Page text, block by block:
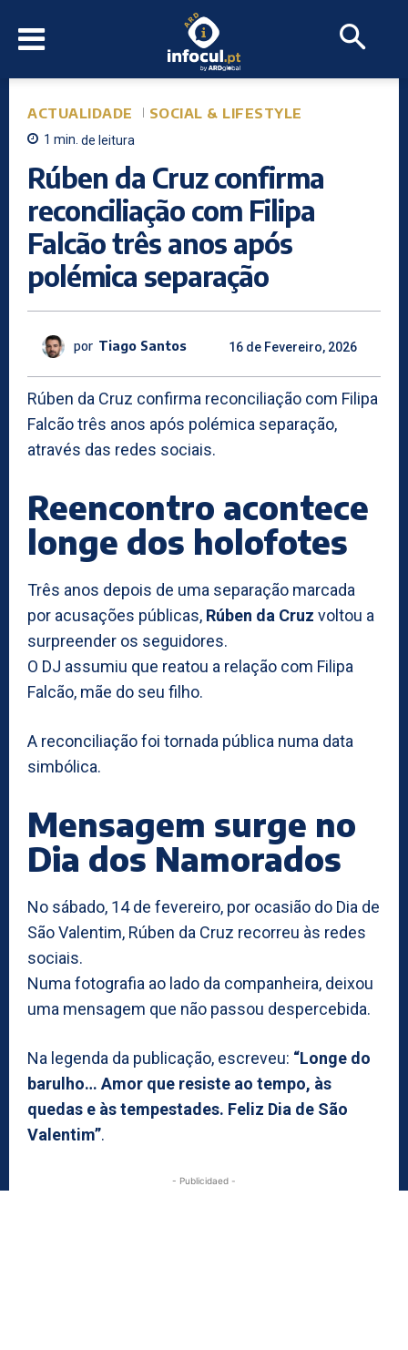
ACTUALIDADE SOCIAL & LIFESTYLE
1 min. de leitura
Rúben da Cruz confirma
reconciliação com Filipa
Falcão três anos após
polémica separação
por Tiago Santos 16 de Fevereiro, 2026
Rúben da Cruz confirma reconciliação com Filipa
Falcão três anos após polémica separação,
através das redes sociais.
Reencontro acontece
longe dos holofotes
Três anos depois de uma separação marcada
por acusações públicas, Rúben da Cruz voltou a
surpreender os seguidores.
O DJ assumiu que reatou a relação com Filipa
Falcão, mãe do seu filho.
A reconciliação foi tornada pública numa data
simbólica.
Mensagem surge no
Dia dos Namorados
No sábado, 14 de fevereiro, por ocasião do Dia de
São Valentim, Rúben da Cruz recorreu às redes
sociais.
Numa fotografia ao lado da companheira, deixou
uma mensagem que não passou despercebida.
Na legenda da publicação, escreveu: “Longe do
barulho… Amor que resiste ao tempo, às
quedas e às tempestades. Feliz Dia de São
Valentim”.
- Publicidaed -